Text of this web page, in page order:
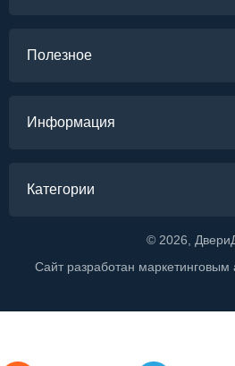
Полезное
Информация
Категории
© 2026 ,
Сайт разработан маркетинговым